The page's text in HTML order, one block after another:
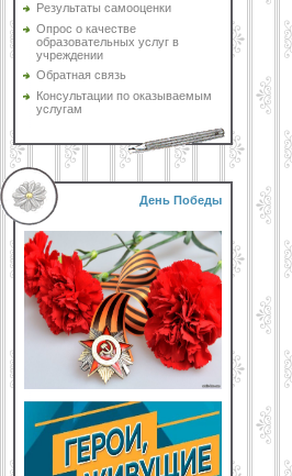
Результаты самооценки
Опрос о качестве
образовательных услуг в
учреждении
Обратная связь
Консультации по оказываемым
услугам
День Победы